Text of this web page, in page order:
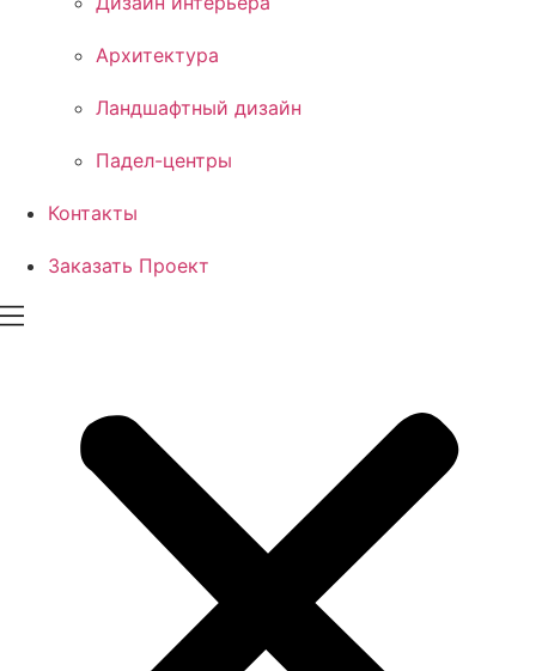
Архитектура
Ландшафтный дизайн
Падел-центры
Контакты
Заказать Проект